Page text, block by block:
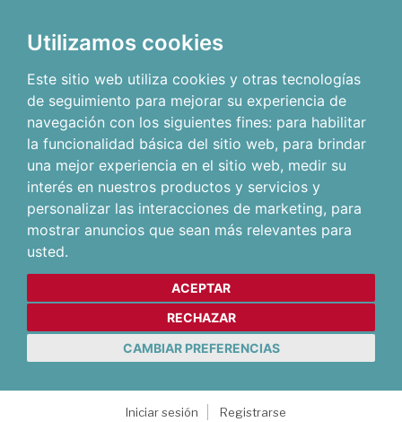
Utilizamos cookies
Este sitio web utiliza cookies y otras tecnologías
de seguimiento para mejorar su experiencia de
navegación con los siguientes fines: para habilitar
la funcionalidad básica del sitio web, para brindar
una mejor experiencia en el sitio web, medir su
interés en nuestros productos y servicios y
personalizar las interacciones de marketing, para
mostrar anuncios que sean más relevantes para
usted.
ACEPTAR
RECHAZAR
CAMBIAR PREFERENCIAS
Iniciar sesión
Registrarse